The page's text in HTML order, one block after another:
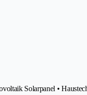
Solarpanel •